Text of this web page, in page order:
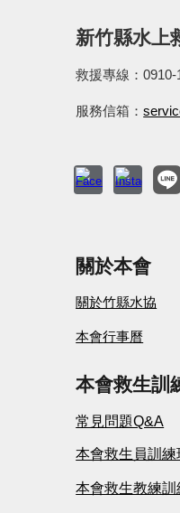
新竹縣水上
救援專線：0910-
服務信箱：
關於本會
關於竹縣水協
本會行事曆
本會救生訓
常見問題Q&A
本會救生員訓練
本會救生教練訓